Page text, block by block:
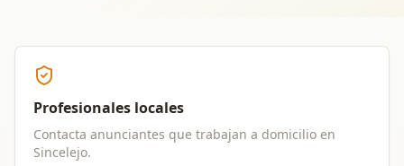
Profesionales locales
Contacta anunciantes que trabajan a domicilio en
Sincelejo.